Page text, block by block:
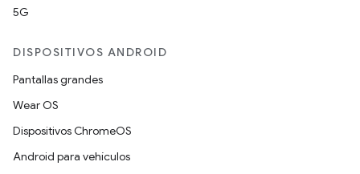
5G
DISPOSITIVOS ANDROID
Pantallas grandes
Wear OS
Dispositivos ChromeOS
Android para vehículos